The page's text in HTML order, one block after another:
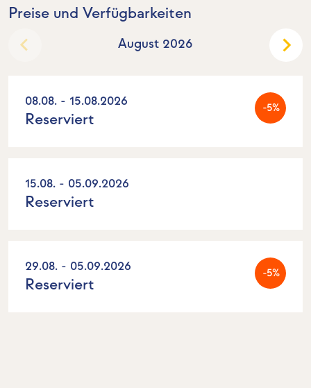
Preise und Verfügbarkeiten
August 2026
08.08. - 15.08.2026 -5%
Reserviert
15.08. - 05.09.2026
Reserviert
29.08. - 05.09.2026 -5%
Reserviert